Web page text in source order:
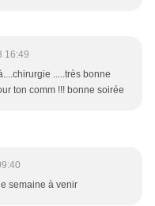
16:49
.....très bonne
ton comm !!! bonne soirée
semaine à venir